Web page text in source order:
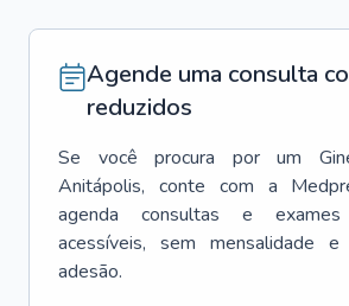
Agende uma consulta
reduzidos
Se você procura por um
Anitápolis, conte com a
agenda consultas e
acessíveis, sem mensalidade
adesão.